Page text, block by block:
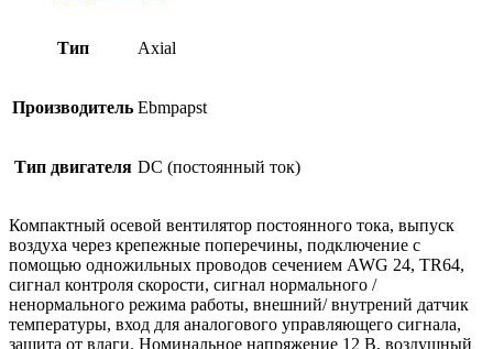
Тип Axial
Производитель Ebmpapst
Тип двигателя DC (постоянный ток)
Компактный осевой вентилятор постоянного тока, выпуск
воздуха через крепежные поперечины, подключение с
помощью одножильных проводов сечением AWG 24, TR64,
сигнал контроля скорости, сигнал нормального /
ненормального режима работы, внешний/ внутрений датчик
температуры, вход для аналогового управляющего сигнала,
защита от влаги. Номинальное напряжение 12 В, воздушный